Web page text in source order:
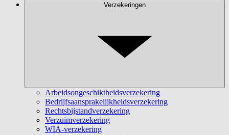
Verzekeringen
Arbeidsongeschiktheidsverzekering
Bedrijfsaansprakelijkheidsverzekering
Rechtsbijstandverzekering
Verzuimverzekering
WIA-verzekering